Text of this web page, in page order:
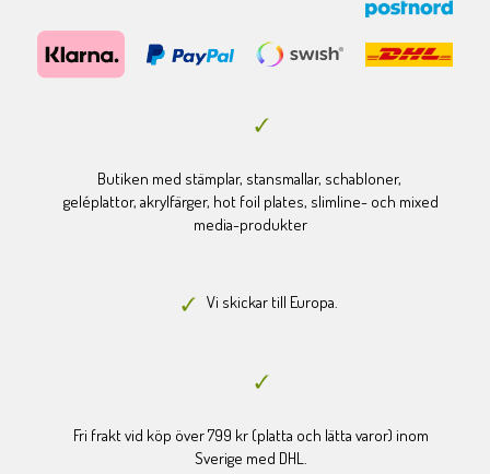
Butiken med stämplar, stansmallar, schabloner,
geléplattor, akrylfärger, hot foil plates, slimline- och mixed
media-produkter
Vi skickar till Europa.
Fri frakt vid köp över 799 kr (platta och lätta varor) inom
Sverige med DHL.